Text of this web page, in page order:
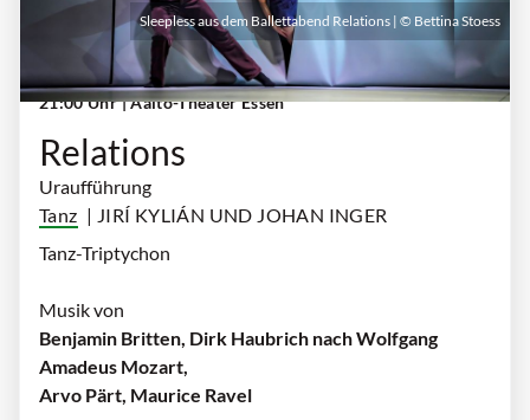
Samstag, 19. September 2026 | 19:00 Uhr -
21:00 Uhr| Aalto-Theater Essen
Relations
Uraufführung
Tanz | JIRÍ KYLIÁN UND JOHAN INGER
Tanz-Triptychon
Musik von
Benjamin Britten, Dirk Haubrich nach Wolfgang
Amadeus Mozart,
Arvo Pärt, Maurice Ravel
Sleepless aus dem Ballettabend Relations | © Bettina Stoess